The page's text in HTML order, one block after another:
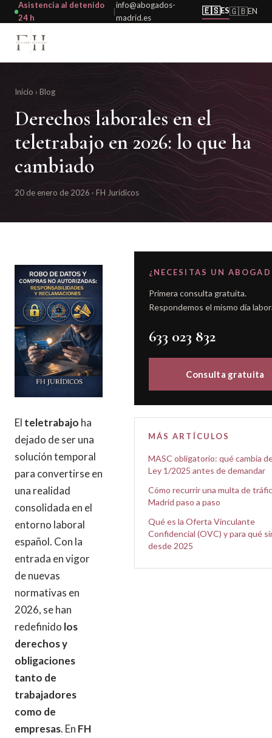
Asistencia al detenido
24 h
|
info@abogados-
madrid.es
🇪🇸ES🇬🇧EN
Inicio › Blog
Derechos laborales en el
teletrabajo en 2026: lo que ha
cambiado
20 de enero de 2026 · FH Jurídicos
El teletrabajo ha
dejado de ser una
solución temporal
para convertirse en
una realidad
consolidada en el
entorno laboral
español. Con la
entrada en vigor
de nuevas
normativas en
2026, se han
redefinido los
derechos y
obligaciones
tanto de
trabajadores
como de
empresas. En FH
¿NECESITAS UN
Primera consulta gratuita.
Respondemos el mismo día
633 023 832
Consulta gratuita
MÁS ARTÍCULOS
MASC obligatorio: qué cambia
Ley 1/2025 antes de demandar
Cómo recurrir una multa de
Madrid paso a paso
Qué es la Oferta Vinculante
Confidencial (OVC) y para qué
desde 2025